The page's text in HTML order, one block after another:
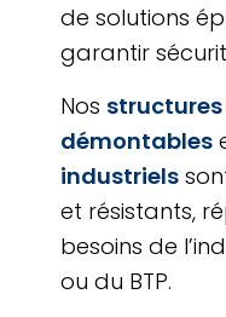
de solutions
garantir
Nos
démontables
industriels
et résistants,
besoins de
ou du BTP.